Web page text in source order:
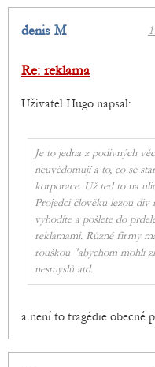
denis M
Re: reklama
Uživatel Hugo napsal:
Je to jedna z podivných
neuvědomují a to, co se
korporace. Už ted to na
Projedci člověku lezou
vyhodíte a pošlete do
reklamami. Různé firmy
rouškou "abychom mohli
nesmyslů atd.
a není to tragédie obecné